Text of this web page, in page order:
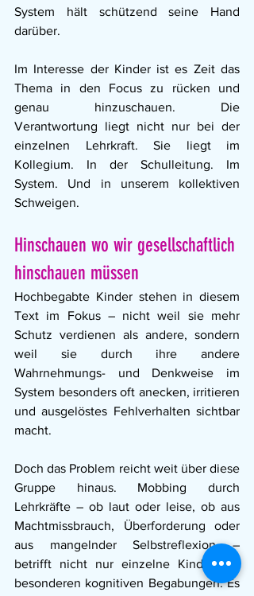
System hält schützend seine Hand
darüber.
Im Interesse der Kinder ist es Zeit das
Thema
in den Focus zu rücken
und
genau
hinzuschauen. Die
Verantwortung liegt nicht nur bei der
einzelnen Lehrkraft. Sie liegt im
Kollegium. In der Schulleitung. Im
System. Und in unserem kollektiven
Schweigen.
Hinschauen wo wir gesellschaftlich
hinschauen müssen
Hochbegabte Kinder stehen in diesem
Text im Fokus – nicht weil sie mehr
Schutz verdienen als andere, sondern
weil sie durch ihre andere
Wahrnehmungs- und Denkweise im
System besonders oft anecken, irritieren
und ausgelöstes Fehlverhalten sichtbar
macht.
Doch das Problem reicht weit über diese
Gruppe hinaus. Mobbing durch
Lehrkräfte – ob laut oder leise, ob aus
Machtmissbrauch, Überforderung oder
aus mangelnder Selbstreflexion –
betrifft nicht nur einzelne Kinder mit
besonderen kognitiven Begabungen. Es